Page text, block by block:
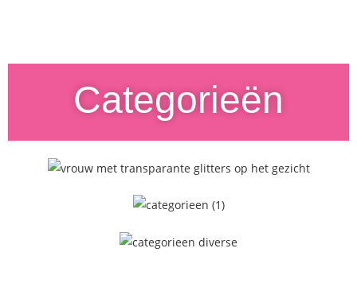
Categorieën